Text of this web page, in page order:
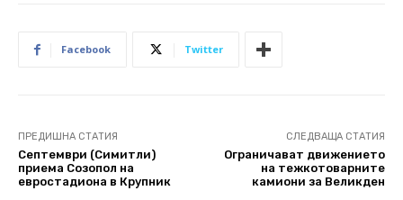
Facebook Twitter
ПРЕДИШНА СТАТИЯ
Септември (Симитли)
приема Созопол на
евростадиона в Крупник
СЛЕДВАЩА СТАТИЯ
Ограничават движението
на тежкотоварните
камиони за Великден